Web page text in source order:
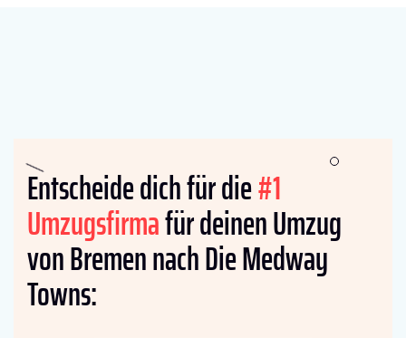
Entscheide dich für die#1
Umzugsfirmafür deinen Umzug
von Bremen nach Die Medway
Towns: